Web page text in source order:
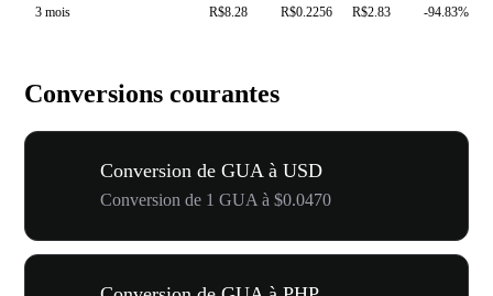
3 mois
R$8.28 R$0.2256 R$2.83 -94.83%
Conversions courantes
Conversion de GUA à USD
Conversion de 1 GUA à $0.0470